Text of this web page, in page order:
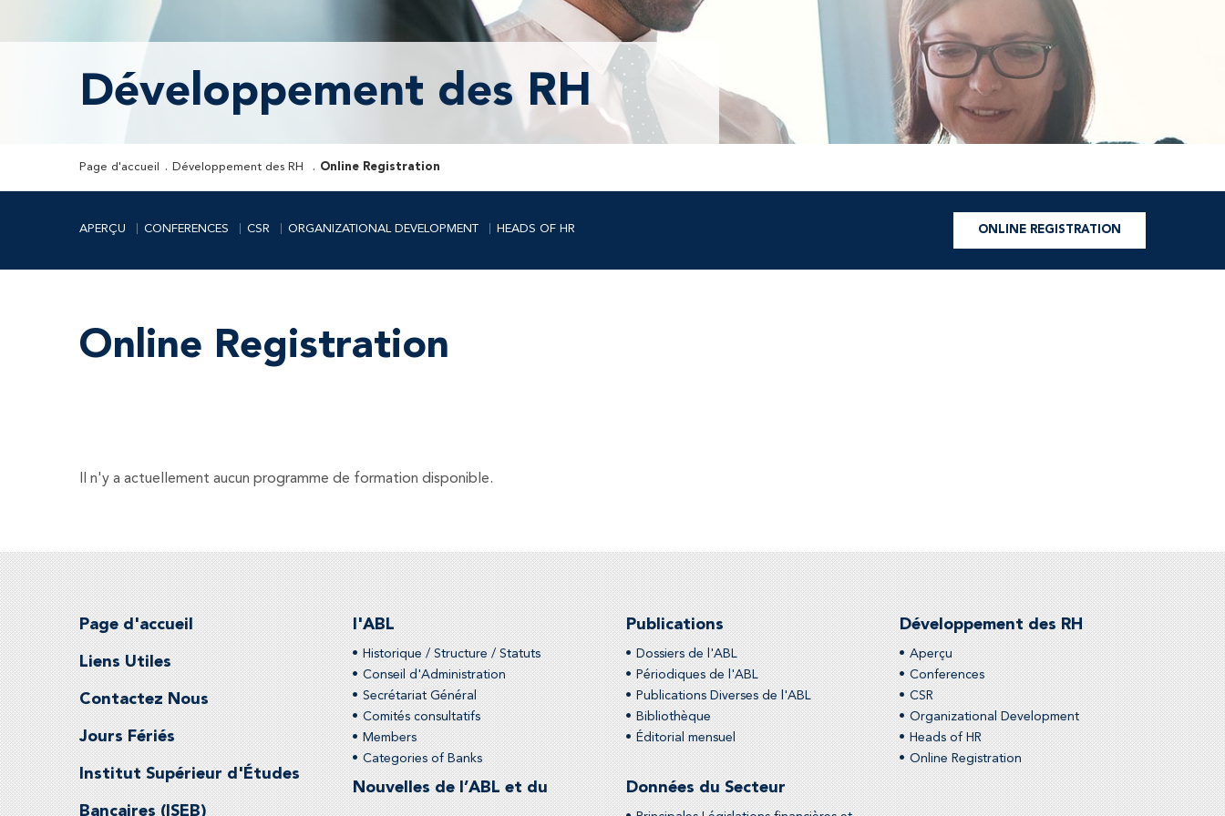
Développement des RH
Page d'accueil Développement des RH Online Registration
APERÇU CONFERENCES CSR ORGANIZATIONAL DEVELOPMENT HEADS OF HR ONLINE REGISTRATION
Online Registration
Il n'y a actuellement aucun programme de formation disponible.
Page d'accueil
Liens Utiles
Contactez Nous
Jours Fériés
Institut Supérieur d'Études
Bancaires (ISEB)
l'ABL
Historique / Structure / Statuts
Conseil d'Administration
Secrétariat Général
Comités consultatifs
Members
Categories of Banks
Publications
Dossiers de l'ABL
Périodiques de l'ABL
Publications Diverses de l'ABL
Bibliothèque
Éditorial mensuel
Développement des RH
Aperçu
Conferences
CSR
Organizational Development
Heads of HR
Online Registration
Nouvelles de l’ABL et du Données du Secteur